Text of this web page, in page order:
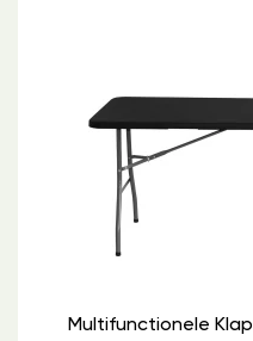
Multifunctionele